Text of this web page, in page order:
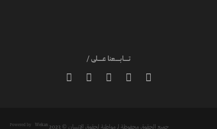
تـــــابـــــعنا عـــــلى /





جميع الحقوق محفوظة لـ مواطنة لحقوق الانسان © 2023 Powered by Wekan